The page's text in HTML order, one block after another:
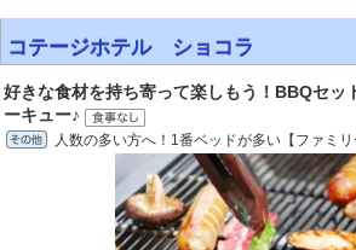
コテージホテル ショコラ
好きな食材を持ち寄って楽しもう！BBQセッ
ーキュー♪
人数の多い方へ！1番ベッドが多い【ファミリ